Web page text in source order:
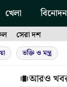
খেলা বিনোদন
সেরা দশ
ভক্তি ও মন্ত্র
আরও